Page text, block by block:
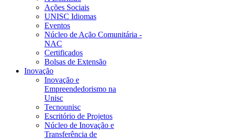
Ações Sociais
UNISC Idiomas
Eventos
Núcleo de Ação Comunitária -
NAC
Certificados
Bolsas de Extensão
Inovação
Inovação e
Empreendedorismo na
Unisc
Tecnounisc
Escritório de Projetos
Núcleo de Inovação e
Transferência de